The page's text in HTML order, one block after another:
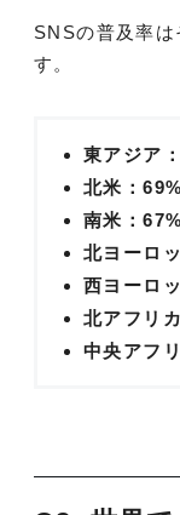
SNSの普及率は
す。
東アジア
北米：69%
南米：67%
北ヨーロ
西ヨーロ
北アフリ
中央アフ